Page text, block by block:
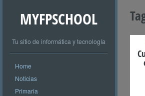
MYFPSCHOOL
Tu sitio de informática y tecnología
Home
Noticias
Primaria